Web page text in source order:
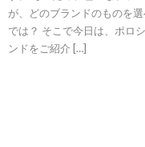
が、どのブランドのものを
では？ そこで今日は、ポロ
ンドをご紹介 […]